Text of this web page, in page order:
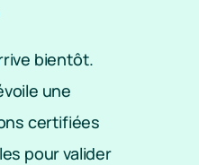
bientôt.
une
certifiées
pour valider